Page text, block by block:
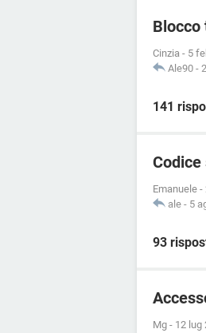
Blocco
Cinzia - 5
Ale90 -
141
Emanuele -
ale - 5
93
Mg - 12 lug